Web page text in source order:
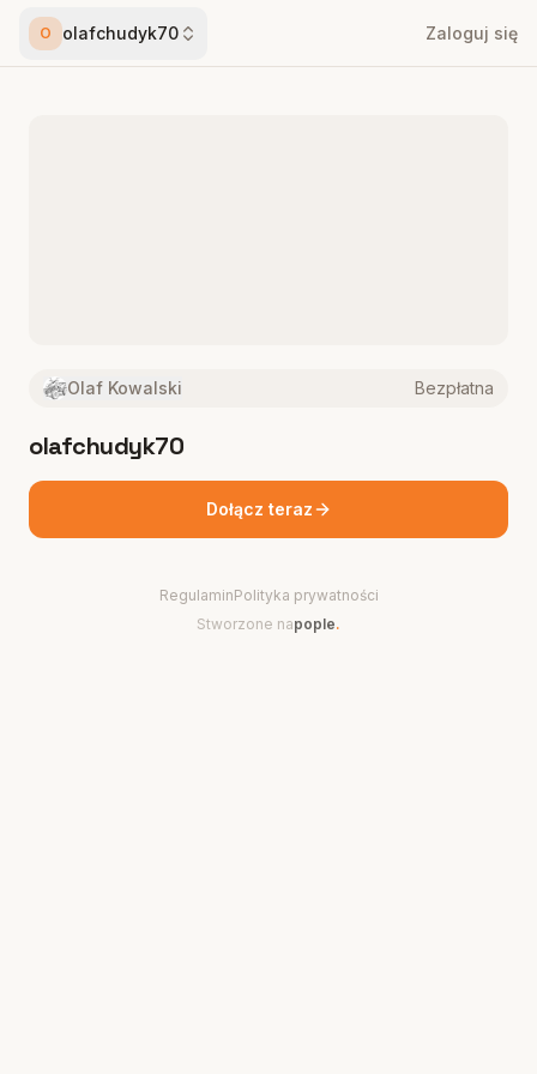
O olafchudyk70 Zaloguj się
Olaf Kowalski Bezpłatna
olafchudyk70
Dołącz teraz
RegulaminPolityka prywatności
Stworzone napople.